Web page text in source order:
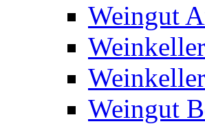
Weingut
Weingut